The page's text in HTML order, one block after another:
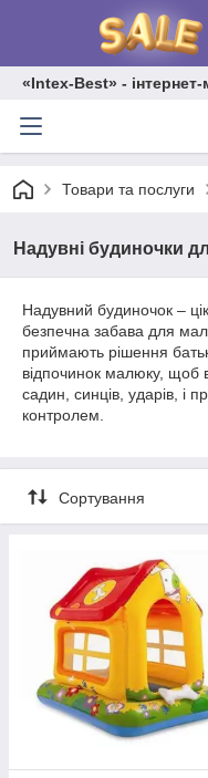
«Intex-Best» - інтернет-
Товари та послуги
Надувні будиночки
Надувний будиночок –
безпечна забава для
приймають рішення
відпочинок малюку, щоб
садин, синців, ударів, і
контролем.
Сортування